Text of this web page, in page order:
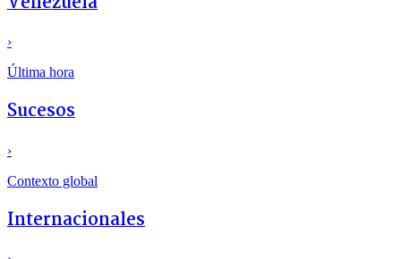
›
Última hora
Sucesos
›
Contexto global
Internacionales